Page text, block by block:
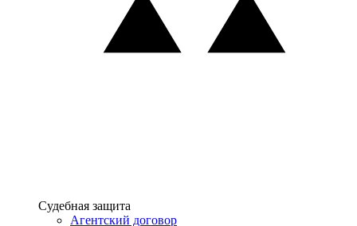
Услуги
Судебная защита
Агентский договор